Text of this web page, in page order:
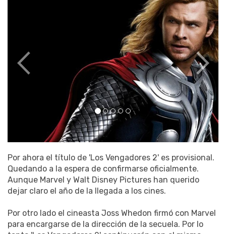
Por ahora el título de 'Los Vengadores 2' es provisional.
Quedando a la espera de confirmarse oficialmente.
Aunque Marvel y Walt Disney Pictures han querido
dejar claro el año de la llegada a los cines.
Por otro lado el cineasta Joss Whedon firmó con Marvel
para encargarse de la dirección de la secuela. Por lo